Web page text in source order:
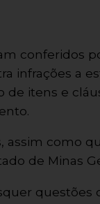
conferidos
infrações a
de itens e
assim como
de Minas
questões